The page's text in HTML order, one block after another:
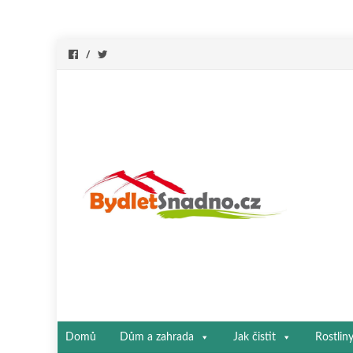
Přeskočit
Domů Dům a zahrada Jak čistit Rostliny